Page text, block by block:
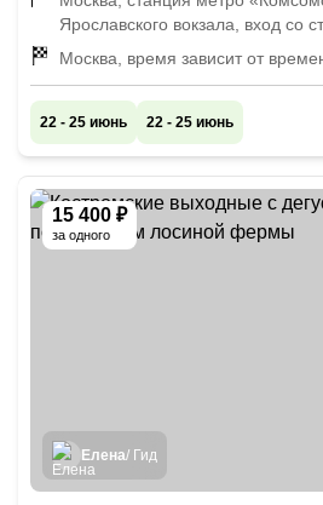
Ярославского вокзала, вход со
площади, первый зал слева
Москва, время зависит от
22 - 25 июнь 22 - 25 июнь
15 400 ₽
за одного
Елена/ Гид